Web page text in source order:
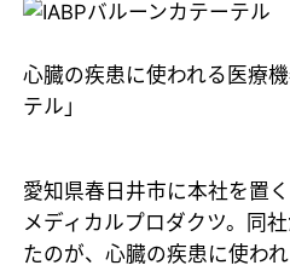
心臓の疾患に使われる医療
テル」
愛知県春日井市に本社を置
メディカルプロダクツ。同
たのが、心臓の疾患に使わ